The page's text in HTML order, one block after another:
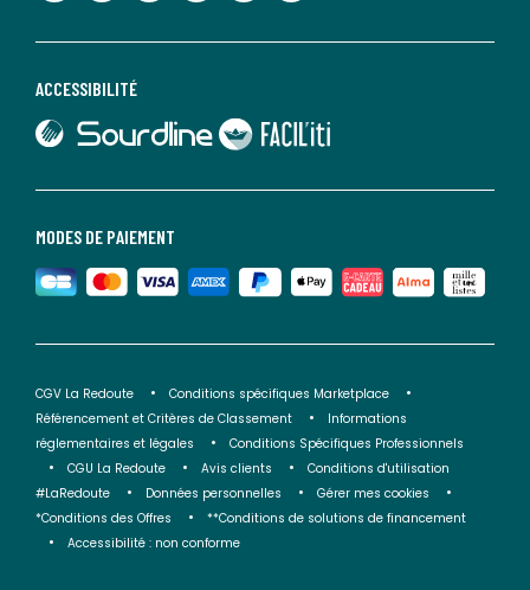
MODES DE PAIEMENT
ACCESSIBILITÉ
lien vers Sourdline
lien vers Faciliti
CGV La Redoute
Conditions spécifiques Marketplace
Référencement et Critères de Classement
Informations
réglementaires et légales
Conditions Spécifiques Professionnels
CGU La Redoute
Avis clients
Conditions d'utilisation
#LaRedoute
Données personnelles
Gérer mes cookies
*Conditions des Offres
**Conditions de solutions de financement
Accessibilité : non conforme